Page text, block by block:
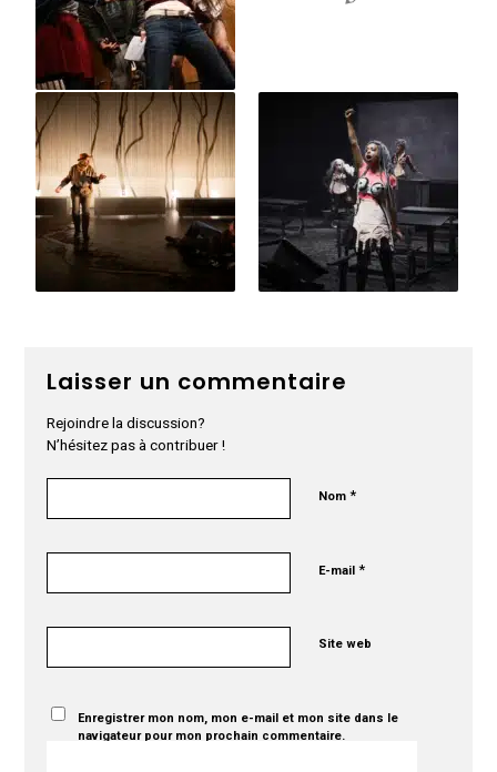
Laisser un commentaire
Rejoindre la discussion?
N’hésitez pas à contribuer !
Nom*
E-mail*
Site web
Enregistrer mon nom, mon e-mail et mon site dans le
navigateur pour mon prochain commentaire.